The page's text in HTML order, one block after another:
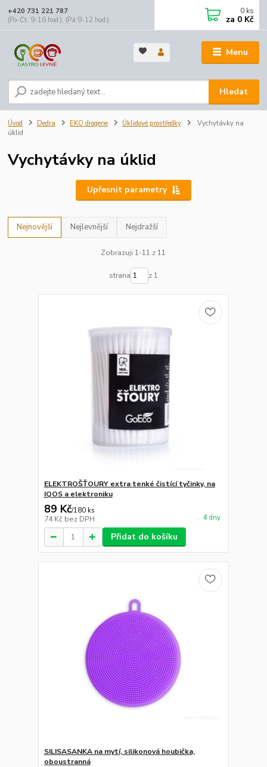
Menu
Hledat
+420 731 221 787
(Po-Čt, 9-16 hod.), (Pá 9-12 hod.)
0 ks
za 0 Kč
Úvod Dedra EKO drogerie Úklidové prostředky
Vychytávky na
úklid
Vychytávky na úklid
Upřesnit parametry
Nejnovější Nejlevnější Nejdražší
Zobrazuji 1-11 z 11
strana z 1
ELEKTROŠŤOURY extra tenké čistící tyčinky, na
IQOS a elektroniku
89 Kč/180 ks
74 Kč bez DPH 4 dny
Přidat do košíku
SILISASANKA na mytí, silikonová houbička,
oboustranná